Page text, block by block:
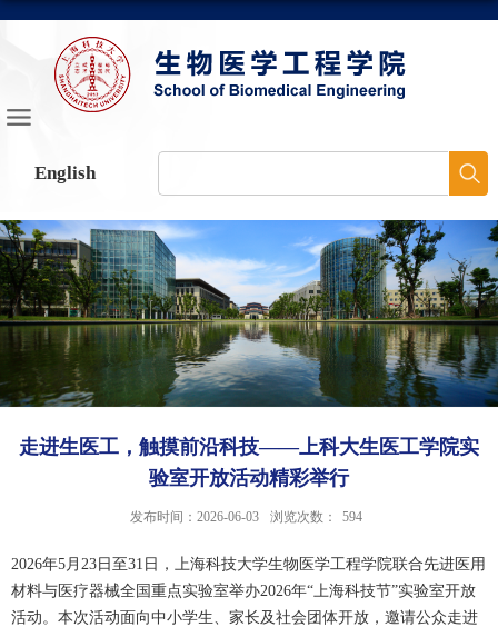
English
走进生医工，触摸前沿科技——上科大生医工学院实
验室开放活动精彩举行
发布时间：2026-06-03 浏览次数： 594
2026年5月23日至31日，上海科技大学生物医学工程学院联合先进医用
材料与医疗器械全国重点实验室举办2026年“上海科技节”实验室开放
活动。本次活动面向中小学生、家长及社会团体开放，邀请公众走进